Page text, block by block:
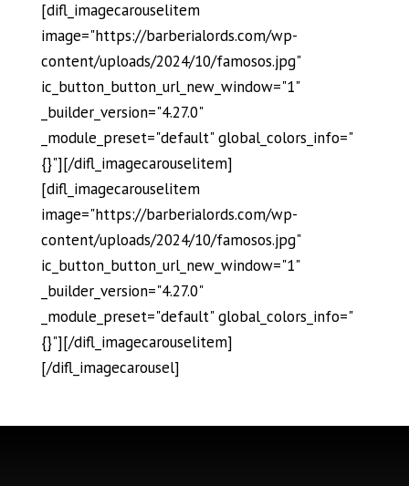
[difl_imagecarouselitem
image="https://barberialords.com/wp-
content/uploads/2024/10/famosos.jpg"
ic_button_button_url_new_window="1"
_builder_version="4.27.0"
_module_preset="default" global_colors_info="
{}"][/difl_imagecarouselitem]
[difl_imagecarouselitem
image="https://barberialords.com/wp-
content/uploads/2024/10/famosos.jpg"
ic_button_button_url_new_window="1"
_builder_version="4.27.0"
_module_preset="default" global_colors_info="
{}"][/difl_imagecarouselitem]
[/difl_imagecarousel]